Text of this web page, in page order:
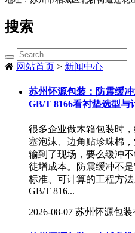
搜索
网站首页 > 新闻中心
苏州怀源包装：防震缓
GB/T 8166看衬垫选型与
很多企业做木箱包装时
塞泡沫、边角贴珍珠棉
输到了现场，要么缓冲
徒增成本。防震缓冲不
标准、可计算的工程方
GB/T 816...
2026-08-07 苏州怀源包装